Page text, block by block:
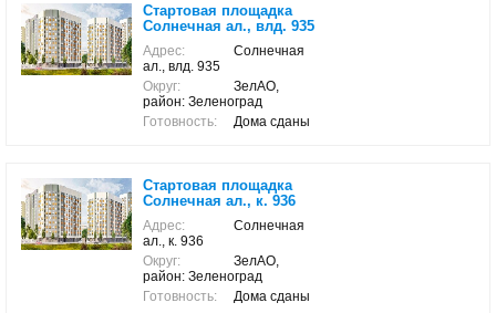
Стартовая площадка
Солнечная ал., влд. 935
Адрес:
Солнечная
ал., влд. 935
Округ:
ЗелАО,
район: Зеленоград
Готовность:
Дома сданы
Стартовая площадка
Солнечная ал., к. 936
Адрес:
Солнечная
ал., к. 936
Округ:
ЗелАО,
район: Зеленоград
Готовность:
Дома сданы